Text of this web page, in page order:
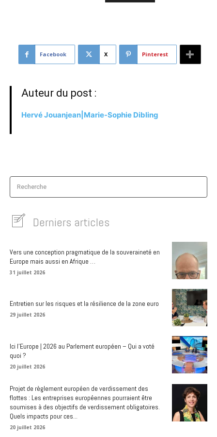
Facebook X Pinterest
Auteur du post :
Hervé Jouanjean|Marie-Sophie Dibling
Recherche
Derniers articles
Vers une conception pragmatique de la souveraineté en
Europe mais aussi en Afrique …
31 juillet 2026
Entretien sur les risques et la résilience de la zone euro
29 juillet 2026
Ici l’Europe | 2026 au Parlement européen – Qui a voté
quoi ?
20 juillet 2026
Projet de règlement européen de verdissement des
flottes : Les entreprises européennes pourraient être
soumises à des objectifs de verdissement obligatoires.
Quels impacts pour ces...
20 juillet 2026